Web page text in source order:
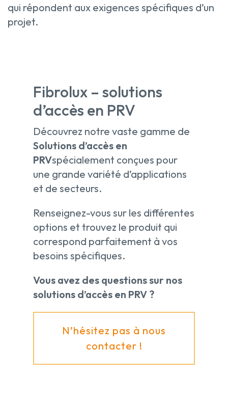
qui répondent aux exigences spécifiques d’un
projet.
Fibrolux – solutions
d’accès en PRV
Découvrez notre vaste gamme de
Solutions d’accès en
PRVspécialement conçues pour
une grande variété d’applications
et de secteurs.
Renseignez-vous sur les différentes
options et trouvez le produit qui
correspond parfaitement à vos
besoins spécifiques.
Vous avez des questions sur nos
solutions d’accès en PRV ?
N’hésitez pas à nous
contacter !